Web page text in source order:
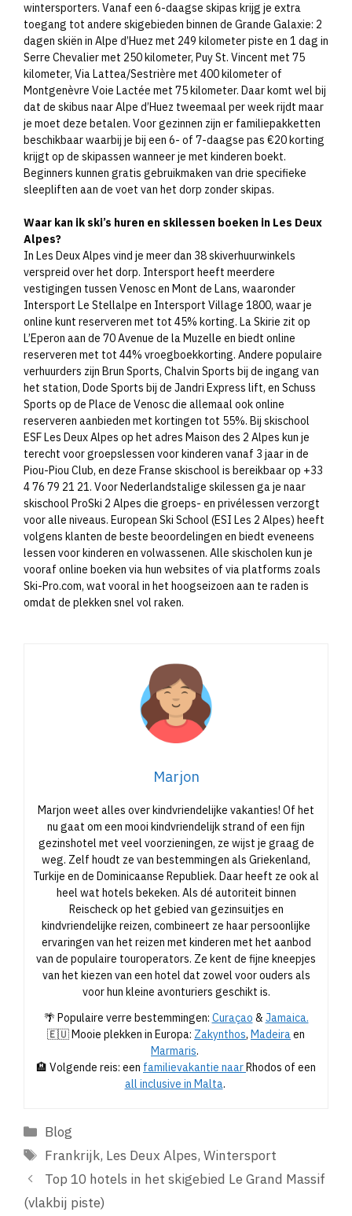
wintersporters. Vanaf een 6-daagse skipas krijg je extra
toegang tot andere skigebieden binnen de Grande Galaxie: 2
dagen skiën in Alpe d’Huez met 249 kilometer piste en 1 dag in
Serre Chevalier met 250 kilometer, Puy St. Vincent met 75
kilometer, Via Lattea/Sestrière met 400 kilometer of
Montgenèvre Voie Lactée met 75 kilometer. Daar komt wel bij
dat de skibus naar Alpe d’Huez tweemaal per week rijdt maar
je moet deze betalen. Voor gezinnen zijn er familiepakketten
beschikbaar waarbij je bij een 6- of 7-daagse pas €20 korting
krijgt op de skipassen wanneer je met kinderen boekt.
Beginners kunnen gratis gebruikmaken van drie specifieke
sleepliften aan de voet van het dorp zonder skipas.​
Waar kan ik ski’s huren en skilessen boeken in Les Deux
Alpes?
In Les Deux Alpes vind je meer dan 38 skiverhuurwinkels
verspreid over het dorp. Intersport heeft meerdere
vestigingen tussen Venosc en Mont de Lans, waaronder
Intersport Le Stellalpe en Intersport Village 1800, waar je
online kunt reserveren met tot 45% korting. La Skirie zit op
L’Eperon aan de 70 Avenue de la Muzelle en biedt online
reserveren met tot 44% vroegboekkorting. Andere populaire
verhuurders zijn Brun Sports, Chalvin Sports bij de ingang van
het station, Dode Sports bij de Jandri Express lift, en Schuss
Sports op de Place de Venosc die allemaal ook online
reserveren aanbieden met kortingen tot 55%. Bij skischool
ESF Les Deux Alpes op het adres Maison des 2 Alpes kun je
terecht voor groepslessen voor kinderen vanaf 3 jaar in de
Piou-Piou Club, en deze Franse skischool is bereikbaar op +33
4 76 79 21 21. Voor Nederlandstalige skilessen ga je naar
skischool ProSki 2 Alpes die groeps- en privélessen verzorgt
voor alle niveaus. European Ski School (ESI Les 2 Alpes) heeft
volgens klanten de beste beoordelingen en biedt eveneens
lessen voor kinderen en volwassenen. Alle skischolen kun je
vooraf online boeken via hun websites of via platforms zoals
Ski-Pro.com, wat vooral in het hoogseizoen aan te raden is
omdat de plekken snel vol raken.​
Marjon
Marjon weet alles over kindvriendelijke vakanties! Of het
nu gaat om een mooi kindvriendelijk strand of een fijn
gezinshotel met veel voorzieningen, ze wijst je graag de
weg. Zelf houdt ze van bestemmingen als Griekenland,
Turkije en de Dominicaanse Republiek. Daar heeft ze ook al
heel wat hotels bekeken. Als dé autoriteit binnen
Reischeck op het gebied van gezinsuitjes en
kindvriendelijke reizen, combineert ze haar persoonlijke
ervaringen van het reizen met kinderen met het aanbod
van de populaire touroperators. Ze kent de fijne kneepjes
van het kiezen van een hotel dat zowel voor ouders als
voor hun kleine avonturiers geschikt is.
🌴 Populaire verre bestemmingen: Curaçao & Jamaica.
🇪🇺 Mooie plekken in Europa: Zakynthos, Madeiraen
Marmaris.
🏨 Volgende reis: een familievakantie naar Rhodos of een
all inclusive in Malta.
Categorieën
Blog
Tags
Frankrijk, Les Deux Alpes,Wintersport
Top 10 hotels in het skigebied Le Grand Massif
(vlakbij piste)